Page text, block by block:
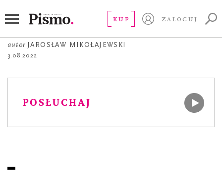
KUP ZALOGUJ
Moje choroby
autor JAROSŁAW MIKOŁAJEWSKI
3.08.2022
POSŁUCHAJ